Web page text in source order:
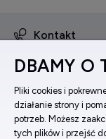
Kontakt
573 560 761
ul. Bema 5, 33-
Facebook
Instagram
DBAMY O
Pliki cookies i
działanie strony i
potrzeb. Możesz
tych plików i przejść